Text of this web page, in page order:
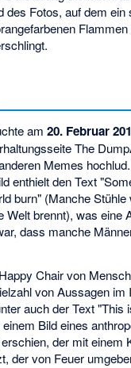
des Fotos, auf dem
am20. Februar
The
Memes
enthielt den Text
burn" (Manche Stühle
Welt brennt), was eine
dass manche
Chair von
von Aussagen im
auch der Text "This
Bild eines
der mit einem
der von Feuer